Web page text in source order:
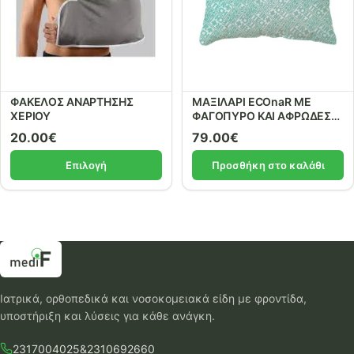
ΦΑΚΕΛΟΣ ΑΝΑΡΤΗΣΗΣ
ΧΕΡΙΟΥ
20.00€
Επιλογή
ΜΑΞΙΛΑΡΙ ECOnaR ΜΕ
ΦΑΓΟΠΥΡΟ ΚΑΙ ΑΦΡΩΔΕΣ
ΕΛΑΣΤΙΚΟ με κεραμικά
υλικά. ref: 59302
79.00€
Προσθήκη στο καλάθι
Ιατρικά, ορθοπεδικά και νοσοκομειακά είδη με φροντίδα,
υποστήριξη και λύσεις για κάθε ανάγκη.
2317004025&2310692660